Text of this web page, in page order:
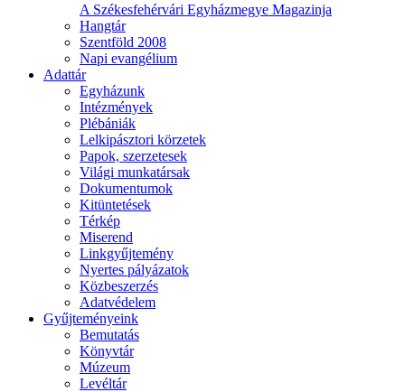
A Székesfehérvári Egyházmegye Magazinja
Hangtár
Szentföld 2008
Napi evangélium
Adattár
Egyházunk
Intézmények
Plébániák
Lelkipásztori körzetek
Papok, szerzetesek
Világi munkatársak
Dokumentumok
Kitüntetések
Térkép
Miserend
Linkgyűjtemény
Nyertes pályázatok
Közbeszerzés
Adatvédelem
Gyűjteményeink
Bemutatás
Könyvtár
Múzeum
Levéltár